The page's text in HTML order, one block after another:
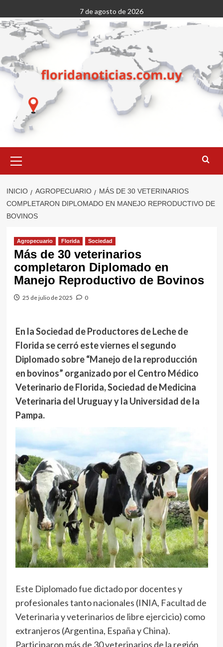
al
contenido
7 de agosto de 2026
primario
INICIO AGROPECUARIO
MÁS DE 30 VETERINARIOS
COMPLETARON DIPLOMADO EN MANEJO REPRODUCTIVO DE
BOVINOS
Agropecuario Florida Sociedad
Más de 30 veterinarios
completaron Diplomado en
Manejo Reproductivo de Bovinos
25 de julio de 2025 0
En la Sociedad de Productores de Leche de
Florida se cerró este viernes el segundo
Diplomado sobre “Manejo de la reproducción
en bovinos” organizado por el Centro Médico
Veterinario de Florida, Sociedad de Medicina
Veterinaria del Uruguay y la Universidad de la
Pampa.
Este Diplomado fue dictado por docentes y
profesionales tanto nacionales (INIA, Facultad de
Veterinaria y veterinarios de libre ejercicio) como
extranjeros (Argentina, España y China).
Participaron más de 30 veterinarios de la región